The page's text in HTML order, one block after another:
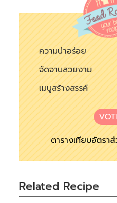
ความน่าอร่อย
จัดจานสวยงาม
เมนูสร้างสรรค์
ตารางเทียบอัตรา
Related Recipe